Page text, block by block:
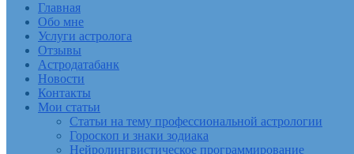
Главная
Обо мне
Услуги астролога
Отзывы
Астродатабанк
Новости
Контакты
Мои статьи
Статьи на тему профессиональной астрологии
Гороскоп и знаки зодиака
Нейролингвистическое программирование